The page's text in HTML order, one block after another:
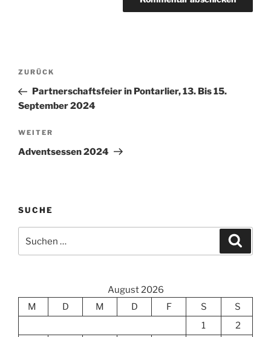
Beitragsnavigation
Vorheriger
Beitrag
ZURÜCK
Partnerschaftsfeier in Pontarlier, 13. Bis 15.
September 2024
Nächster
Beitrag
WEITER
Adventsessen 2024
SUCHE
nach:
August 2026
M
D M D F S
S
1
2